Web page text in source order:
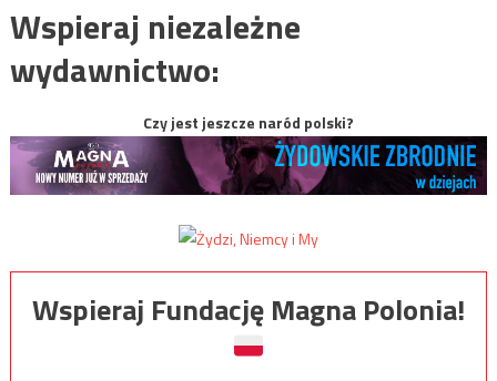
Wspieraj niezależne
wydawnictwo:
Czy jest jeszcze naród polski?
Wspieraj Fundację Magna Polonia!